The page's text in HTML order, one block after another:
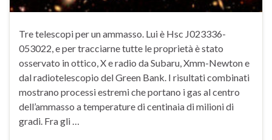
Tre telescopi per un ammasso. Lui è Hsc J023336-
053022, e per tracciarne tutte le proprietà è stato
osservato in ottico, X e radio da Subaru, Xmm-Newton e
dal radiotelescopio del Green Bank. I risultati combinati
mostrano processi estremi che portano i gas al centro
dell’ammasso a temperature di centinaia di milioni di
gradi. Fra gli …